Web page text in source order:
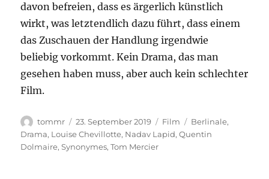
davon befreien, dass es ärgerlich künstlich
wirkt, was letztendlich dazu führt, dass einem
das Zuschauen der Handlung irgendwie
beliebig vorkommt. Kein Drama, das man
gesehen haben muss, aber auch kein schlechter
Film.
Autor
tommr
Veröffentlicht
am
23. September 2019 Kategorien
Film Schlagwörter
Berlinale,
Drama, Louise Chevillotte, Nadav Lapid,Quentin
Dolmaire,Synonymes,Tom Mercier